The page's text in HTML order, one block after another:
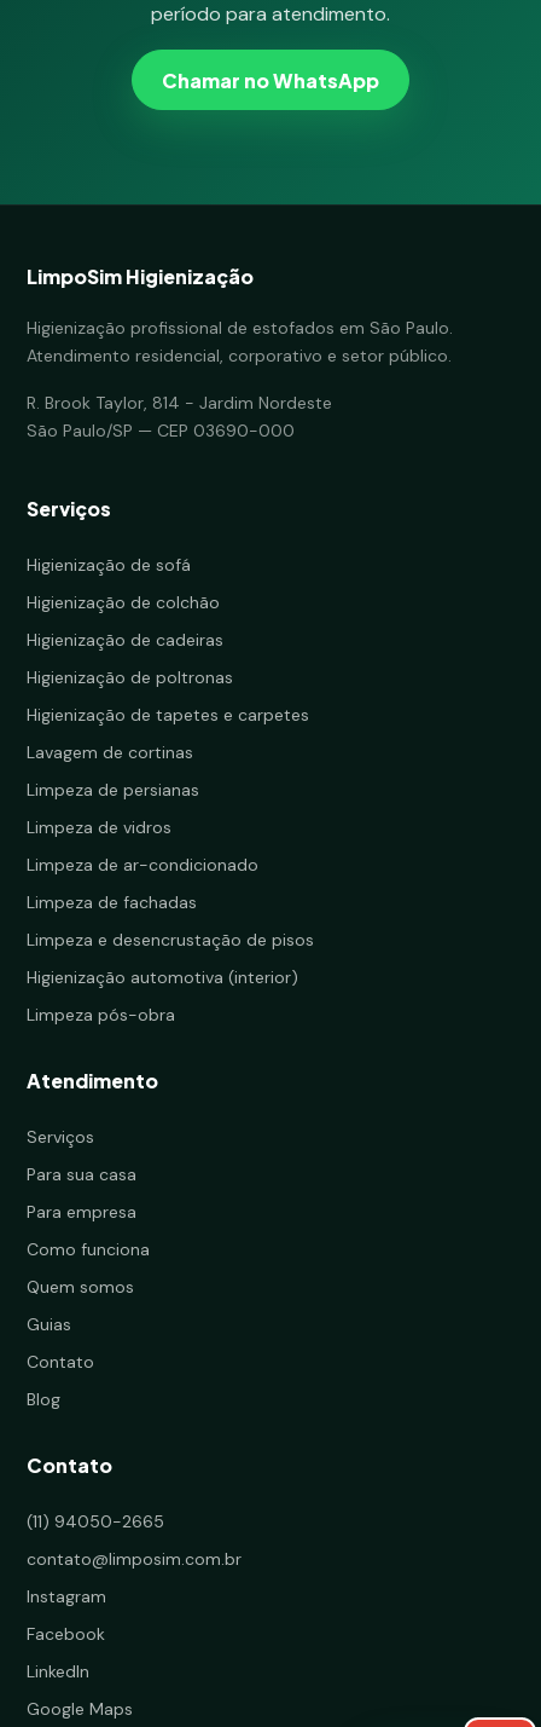
período para atendimento.
Chamar no WhatsApp
LimpoSim Higienização
Higienização profissional de estofados em São Paulo.
Atendimento residencial, corporativo e setor público.
R. Brook Taylor, 814 - Jardim Nordeste
São Paulo/SP — CEP 03690-000
Serviços
Higienização de sofá
Higienização de colchão
Higienização de cadeiras
Higienização de poltronas
Higienização de tapetes e carpetes
Lavagem de cortinas
Limpeza de persianas
Limpeza de vidros
Limpeza de ar-condicionado
Limpeza de fachadas
Limpeza e desencrustação de pisos
Higienização automotiva (interior)
Limpeza pós-obra
Atendimento
Serviços
Para sua casa
Para empresa
Como funciona
Quem somos
Guias
Contato
Blog
Contato
(11) 94050-2665
contato@limposim.com.br
Instagram
Facebook
LinkedIn
Google Maps